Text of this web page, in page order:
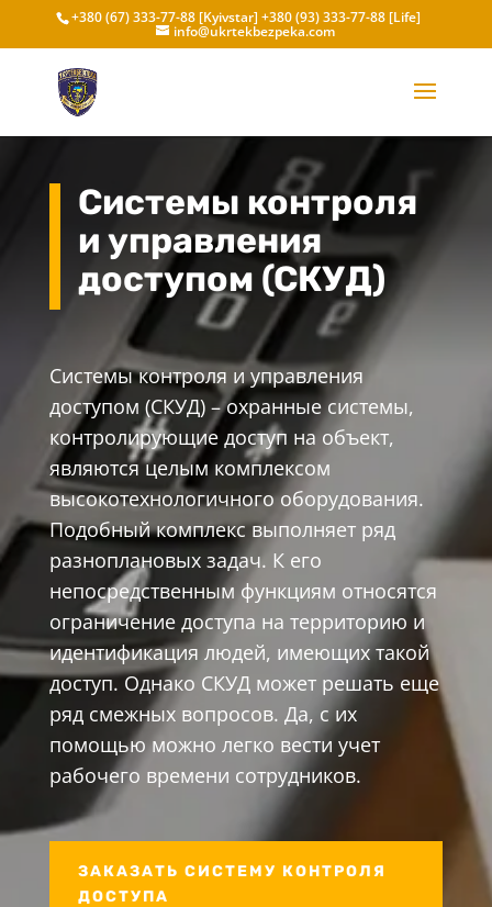
+380 (67) 333-77-88 [Kyivstar]+380 (93) 333-77-88 [Life]
info@ukrtekbezpeka.com
Системы контроля
и управления
доступом (СКУД)
Системы контроля и управления
доступом (СКУД) – охранные системы,
контролирующие доступ на объект,
являются целым комплексом
высокотехнологичного оборудования.
Подобный комплекс выполняет ряд
разноплановых задач. К его
непосредственным функциям относятся
ограничение доступа на территорию и
идентификация людей, имеющих такой
доступ. Однако СКУД может решать еще
ряд смежных вопросов. Да, с их
помощью можно легко вести учет
рабочего времени сотрудников.
ЗАКАЗАТЬ СИСТЕМУ КОНТРОЛЯ
ДОСТУПА